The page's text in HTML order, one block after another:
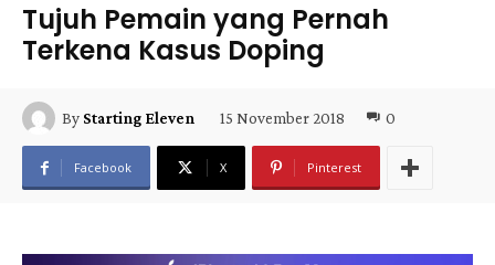
Tujuh Pemain yang Pernah
Terkena Kasus Doping
By Starting Eleven 15 November 2018 0
Facebook X Pinterest